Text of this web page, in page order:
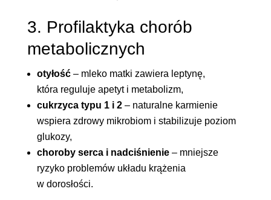
3. Profilaktyka chorób
metabolicznych
otyłość– mleko matki zawiera leptynę,
która reguluje apetyt i metabolizm,
cukrzyca typu 1 i 2– naturalne karmienie
wspiera zdrowy mikrobiom i stabilizuje poziom
glukozy,
choroby serca i nadciśnienie– mniejsze
ryzyko problemów układu krążenia
w dorosłości.